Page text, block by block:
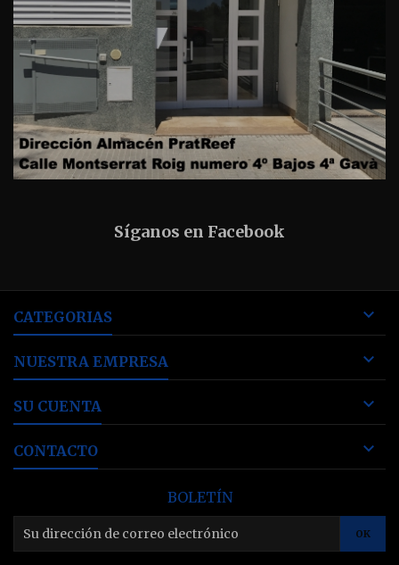
Síganos en Facebook
CATEGORIAS 
NUESTRA EMPRESA 
SU CUENTA 
CONTACTO 
BOLETÍN